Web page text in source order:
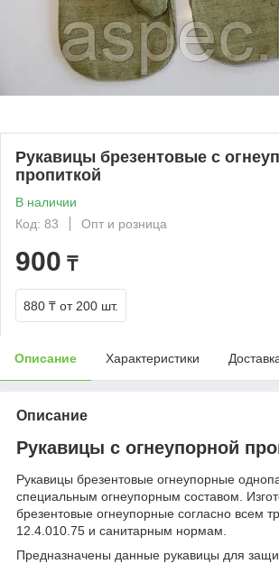
Рукавицы брезентовые с
пропиткой
В наличии
Код: 83
Опт и розница
900 ₸
880 ₸ от 200 шт.
Описание Характеристики
Описание
Рукавицы с огнеупорной
Рукавицы брезентовые огнеупорные
специальным огнеупорным составом.
брезентовые огнеупорные согласно всем
12.4.010.75 и санитарным нормам.
Предназначены данные рукавицы для